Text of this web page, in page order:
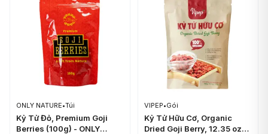
ONLY NATURE•Túi
Kỷ Tử Đỏ, Premium Goji
Berries (100g) - ONLY
VIPEP•Gói
Kỷ Tử Hữu Cơ, Organic
Dried Goji Berry, 12.35 oz